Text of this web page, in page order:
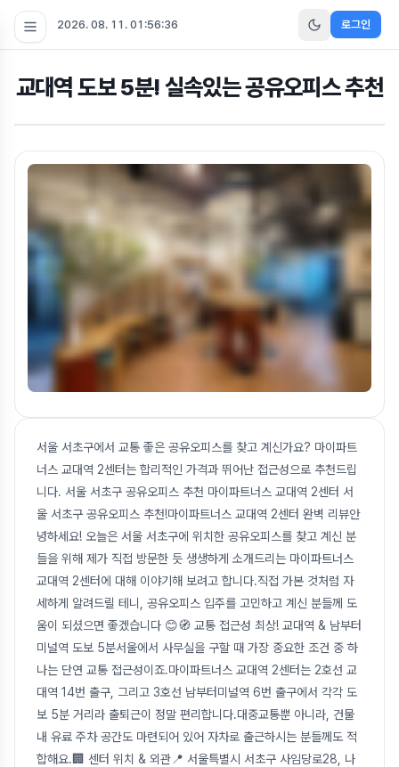
2026. 08. 11. 01:56:37 로그인
교대역 도보 5분! 실속있는 공유오피스 추천
서울 서초구에서 교통 좋은 공유오피스를 찾고 계신가요? 마이파트
너스 교대역 2센터는 합리적인 가격과 뛰어난 접근성으로 추천드립
니다. 서울 서초구 공유오피스 추천 마이파트너스 교대역 2센터 서
울 서초구 공유오피스 추천!마이파트너스 교대역 2센터 완벽 리뷰안
녕하세요! 오늘은 서울 서초구에 위치한 공유오피스를 찾고 계신 분
들을 위해 제가 직접 방문한 듯 생생하게 소개드리는 마이파트너스
교대역 2센터에 대해 이야기해 보려고 합니다.직접 가본 것처럼 자
세하게 알려드릴 테니, 공유오피스 입주를 고민하고 계신 분들께 도
움이 되셨으면 좋겠습니다 😊🧭 교통 접근성 최상! 교대역 & 남부터
미널역 도보 5분서울에서 사무실을 구할 때 가장 중요한 조건 중 하
나는 단연 교통 접근성이죠.마이파트너스 교대역 2센터는 2호선 교
대역 14번 출구, 그리고 3호선 남부터미널역 6번 출구에서 각각 도
보 5분 거리라 출퇴근이 정말 편리합니다.대중교통뿐 아니라, 건물
내 유료 주차 공간도 마련되어 있어 자차로 출근하시는 분들께도 적
합해요.🏢 센터 위치 & 외관📍 서울특별시 서초구 사임당로28, 나